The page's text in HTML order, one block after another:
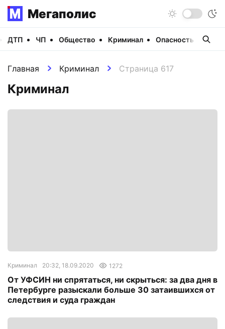
Мегаполис
ДТП ЧП Общество Криминал Опасность
Главная Криминал Страница 617
Криминал
Криминал 20:32, 18.09.2020 1272
От УФСИН ни спрятаться, ни скрыться: за два дня в
Петербурге разыскали больше 30 затаившихся от
следствия и суда граждан